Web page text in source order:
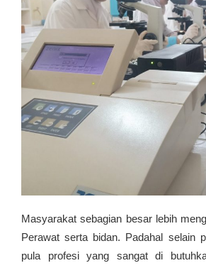
Masyarakat sebagian besar lebih
Perawat serta bidan. Padahal selain
pula profesi yang sangat di